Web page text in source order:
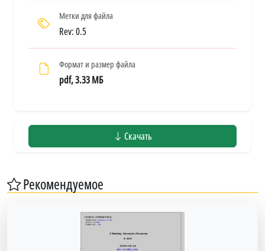
Метки для файла
Rev: 0.5
Формат и размер файла
pdf, 3.33 МБ
Скачать
Рекомендуемое